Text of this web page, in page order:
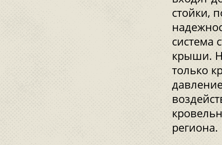
стойки,
система
крыши.
только
региона.